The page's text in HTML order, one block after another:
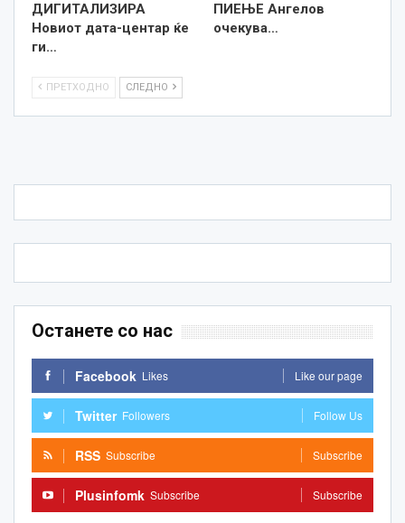
ДИГИТАЛИЗИРА
Новиот дата-центар ќе
ги…
ПИЕЊЕ Ангелов
очекува…
ПРЕТХОДНО СЛЕДНО
Останете со нас
Facebook Likes Like our page
Twitter Followers Follow Us
RSS Subscribe Subscribe
Plusinfomk Subscribe Subscribe